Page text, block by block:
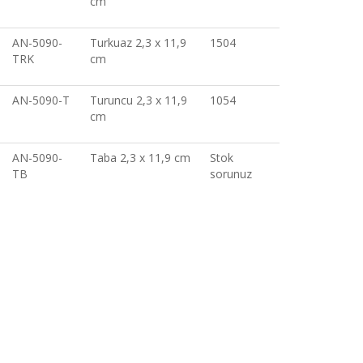
AN-5090-
TRK
Turkuaz 2,3 x 11,9
cm
1504
AN-5090-T
Turuncu 2,3 x 11,9
cm
1054
AN-5090-
TB
Taba 2,3 x 11,9 cm
Stok
sorunuz